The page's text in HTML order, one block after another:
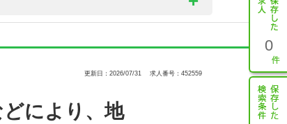
0
更新日：2026/07/31 求人番号：452559
どにより、地